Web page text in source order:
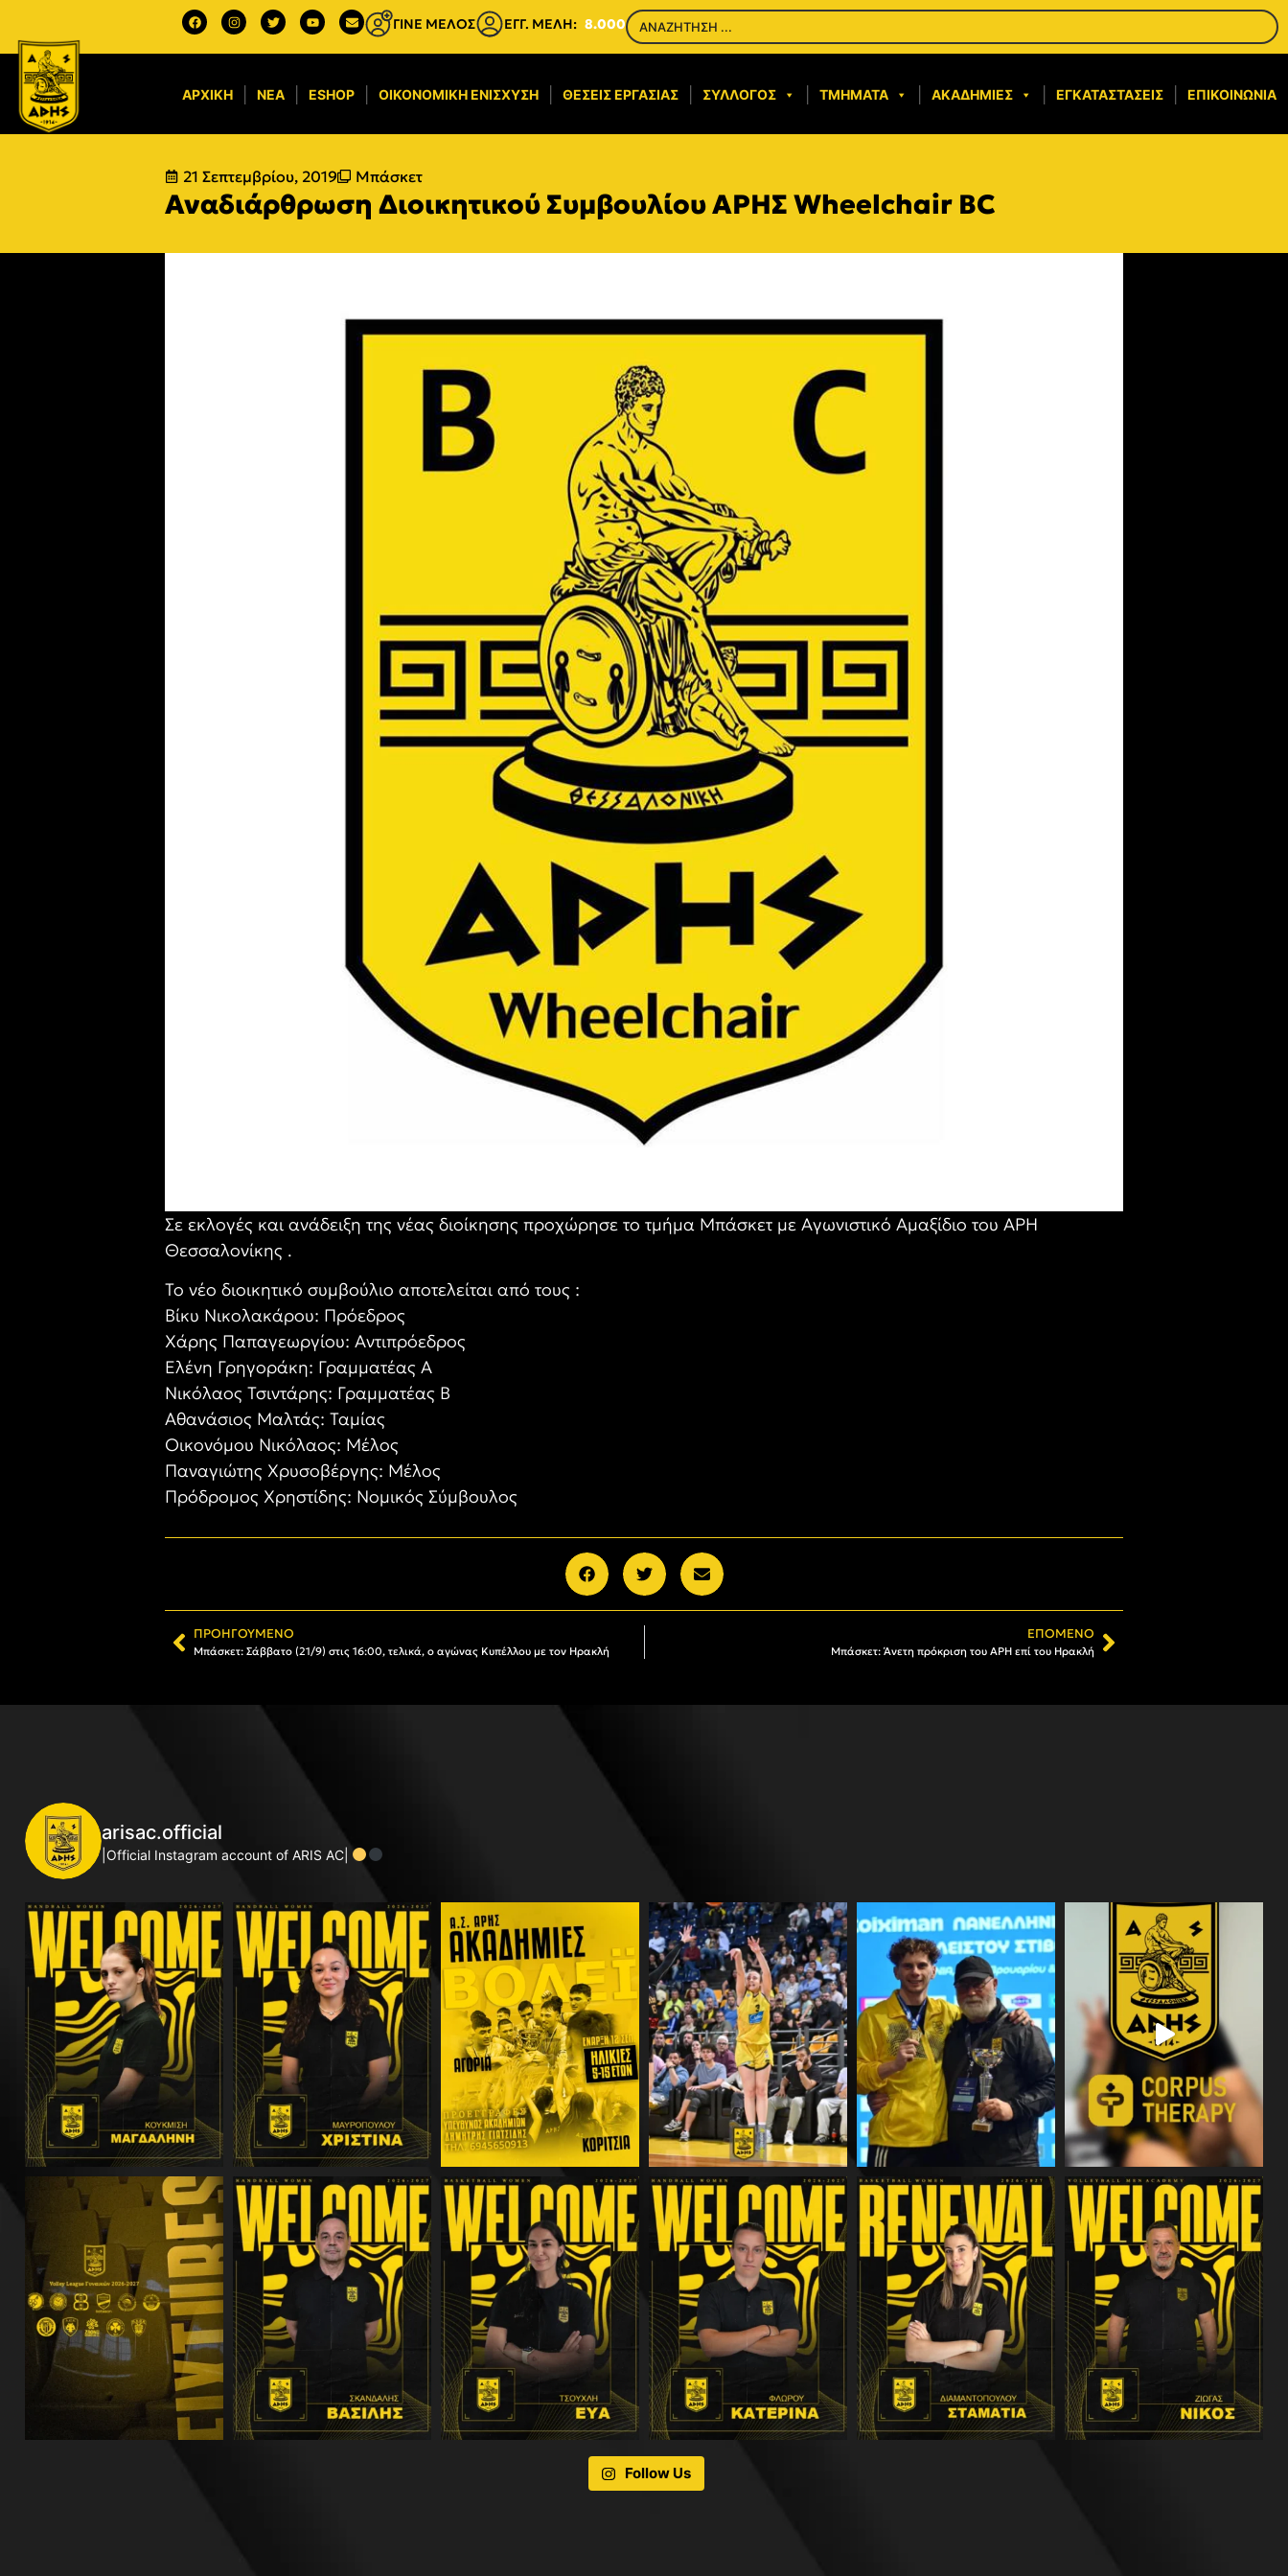
ΓΙΝΕ ΜΕΛΟΣ ΕΓΓ. ΜΕΛΗ: 8.000
ΑΡΧΙΚΉ ΝΈΑ ESHOP ΟΙΚΟΝΟΜΙΚΉ ΕΝΊΣΧΥΣΗ​ ΘΈΣΕΙΣ ΕΡΓΑΣΊΑΣ ΣΎΛΛΟΓΟΣ ΤΜΉΜΑΤΑ ΑΚΑΔΗΜΊΕΣ ΕΓΚΑΤΑΣΤΆΣΕΙΣ ΕΠΙΚΟΙΝΩΝΊΑ
21 Σεπτεμβρίου, 2019 Μπάσκετ
Αναδιάρθρωση Διοικητικού Συμβουλίου ΑΡΗΣ Wheelchair BC
Σε εκλογές και ανάδειξη της νέας διοίκησης προχώρησε το τμήμα Μπάσκετ με Αγωνιστικό Αμαξίδιο του ΑΡΗ
Θεσσαλονίκης .
Το νέο διοικητικό συμβούλιο αποτελείται από τους :
Βίκυ Νικολακάρου: Πρόεδρος
Χάρης Παπαγεωργίου: Αντιπρόεδρος
Ελένη Γρηγοράκη: Γραμματέας Α
Νικόλαος Τσιντάρης: Γραμματέας Β
Αθανάσιος Μαλτάς: Ταμίας
Οικονόμου Νικόλαος: Μέλος
Παναγιώτης Χρυσοβέργης: Μέλος
Πρόδρομος Χρηστίδης: Νομικός Σύμβουλος
ΠΡΟΗΓΟΎΜΕΝΟ
Μπάσκετ: Σάββατο (21/9) στις 16:00, τελικά, ο αγώνας Κυπέλλου με τον Ηρακλή
ΕΠΌΜΕΝΟ
Μπάσκετ: Άνετη πρόκριση του ΑΡΗ επί του Ηρακλή
arisac.official
|Official Instagram account of ARIS AC|
Follow Us